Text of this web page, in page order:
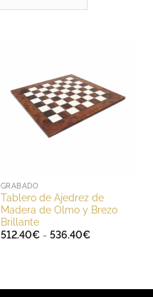
GRABADO
Tablero de Ajedrez de
Madera de Olmo y Brezo
Brillante
512.40€ - 536.40€Rango
536.40€